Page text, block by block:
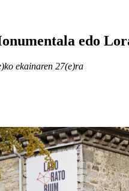
edo
ekainaren 27(e)ra